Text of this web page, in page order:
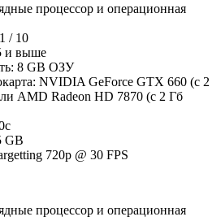
процессор и операционная
/ 10
и выше
8 GB ОЗУ
NVIDIA GeForce GTX 660 (с 2
AMD Radeon HD 7870 (с 2 Гб
GB
720p @ 30 FPS
процессор и операционная